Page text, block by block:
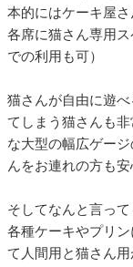
本的にはケーキ屋
各席に猫さん専用
での利用も可）
猫さんが自由に遊
てしまう猫さんも
な大型の幅広ゲー
んをお連れの方も
そしてなんと言っ
各種ケーキやプリ
て人間用と猫さん